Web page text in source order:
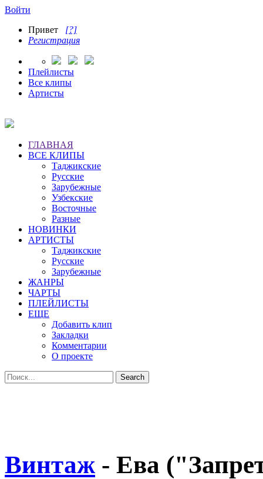
Войти
Привет [?]
Регистрация
Плейлисты
Все клипы
Артисты
ГЛАВНАЯ
ВСЕ КЛИПЫ
Таджикские
Русские
Зарубежные
Узбекские
Восточные
Разные
НОВИНКИ
АРТИСТЫ
Таджикские
Русские
Зарубежные
ЖАНРЫ
ЧАРТЫ
ПЛЕЙЛИСТЫ
ЕЩЕ
Добавить клип
Закладки
Комментарии
О проекте
Винтаж - Ева